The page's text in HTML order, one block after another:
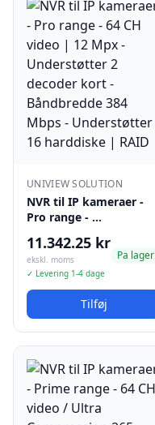
UNIVIEW SOLUTION
NVR til IP kameraer -
Pro range - …
11.342.25 kr
ekskl. moms
✓ Levering 1-4 dage
Pa lager
Tilføj